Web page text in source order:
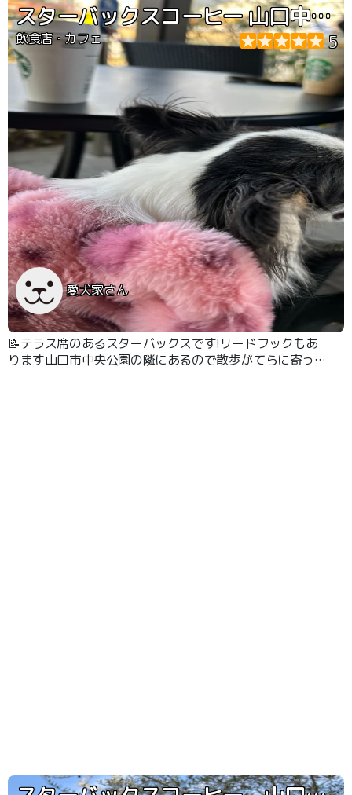
スターバックスコーヒー 山口中央公園店
飲食店・カフェ 5
愛犬家さん
📝テラス席のあるスターバックスです!リードフックもあ
ります山口市中央公園の隣にあるので散歩がてらに寄って